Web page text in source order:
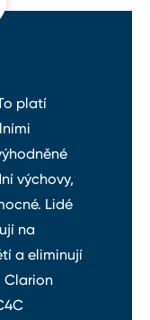
platí
výchovy,
Lidé
na
a eliminují
Clarion